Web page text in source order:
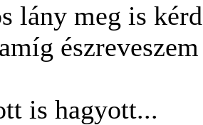
lány meg is
is hagyott...